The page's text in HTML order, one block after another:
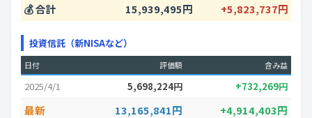
💰 合計 15,939,495円 +5,823,737円
投資信託（新NISAなど）
日付 評価額 含み益
2025/4/1 5,698,224円 +732,269円
最新 13,165,841円 +4,914,403円